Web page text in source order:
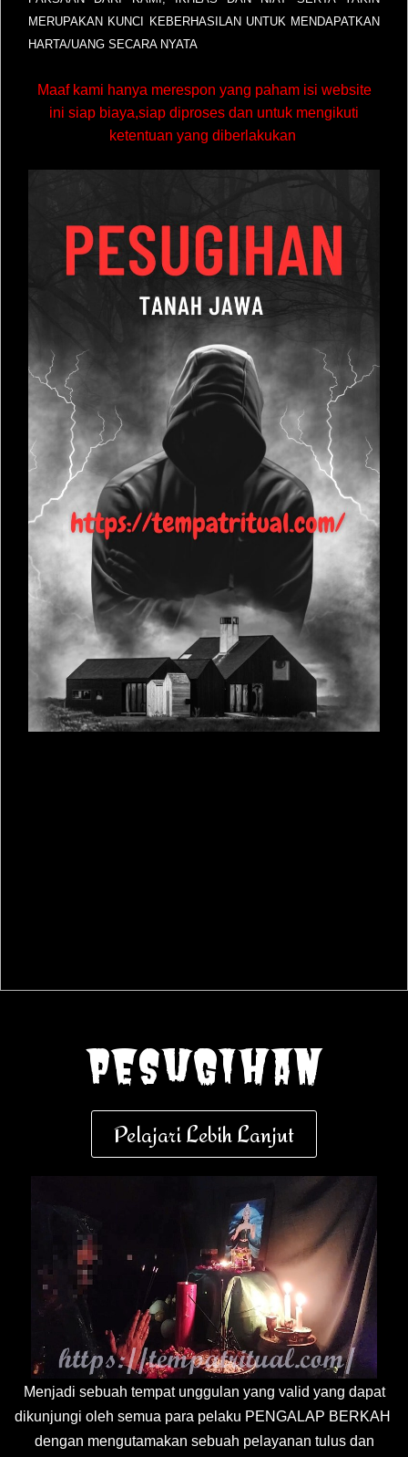
MERUPAKAN KUNCI KEBERHASILAN UNTUK MENDAPATKAN
HARTA/UANG SECARA NYATA
Maaf kami hanya merespon yang paham isi website
ini siap biaya,siap diproses dan untuk mengikuti
ketentuan yang diberlakukan
pesugihan
Pelajari Lebih Lanjut
Menjadi sebuah tempat unggulan yang valid yang dapat
dikunjungi oleh semua para pelaku PENGALAP BERKAH
dengan mengutamakan sebuah pelayanan tulus dan